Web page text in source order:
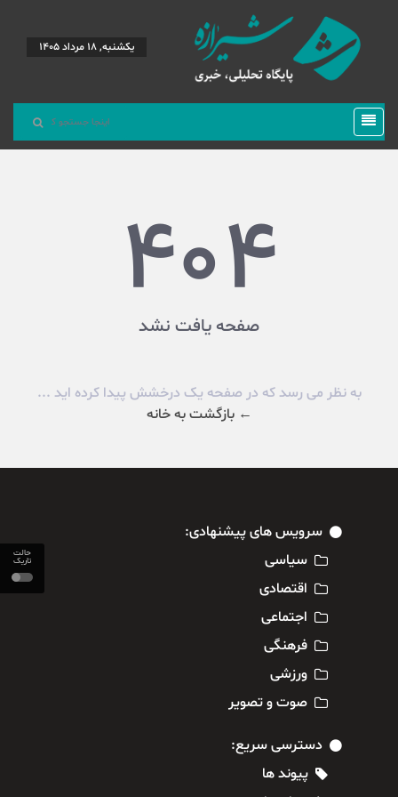
حالت
تاریک
یکشنبه, 18 مرداد 1405
404
صفحه یافت نشد
به نظر می رسد که در صفحه یک درخشش پیدا کرده اید ...
← بازگشت به خانه
سرویس های پیشنهادی:
سیاسی
اقتصادی
اجتماعی
فرهنگی
ورزشی
صوت و تصویر
دسترسی سریع:
پیوند ها